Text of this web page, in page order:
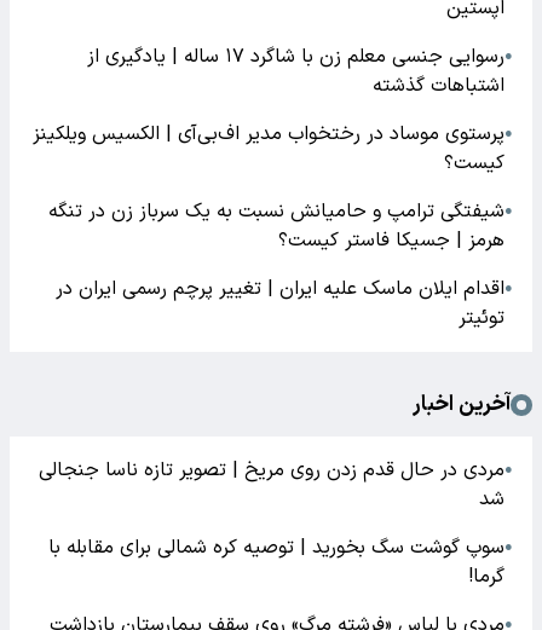
اپستین
●
رسوایی جنسی معلم زن با شاگرد ۱۷ ساله | یادگیری از
اشتباهات گذشته
●پرستوی موساد در رختخواب مدیر اف‌بی‌آی | الکسیس ویلکینز
کیست؟
●شیفتگی ترامپ و حامیانش نسبت به یک سرباز زن در تنگه
هرمز | جسیکا فاستر کیست؟
●اقدام ایلان ماسک علیه ایران | تغییر پرچم رسمی ایران در
توئیتر
آخرین اخبار
●مردی در حال قدم زدن روی مریخ | تصویر تازه ناسا جنجالی
شد
●سوپ گوشت سگ بخورید | توصیه کره شمالی برای مقابله با
گرما!
●